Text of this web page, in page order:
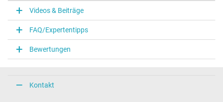
Notebook Stecker
Steckertyp / -form
rund / 90° abgewinkelt
Steckerlänge (mm)
11,0 mm
5,5 mm / 2,5 mm
Videos & Beiträge
FAQ/Expertentipps
Bewertungen
Kontakt